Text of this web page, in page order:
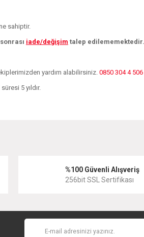
sahiptir.
iade/değişim talep edilememektedir.
yardım alabilirsiniz. 0850 304 4 506
5 yıldır.
%100 Güvenli Alışveriş
256bit SSL Sertifikası